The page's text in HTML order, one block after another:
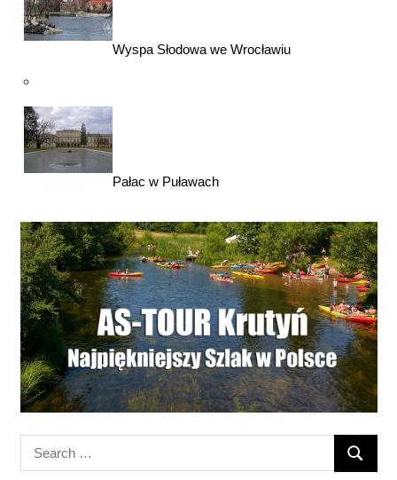
Wyspa Słodowa we Wrocławiu
Pałac w Puławach
Search
for:
SEARCH